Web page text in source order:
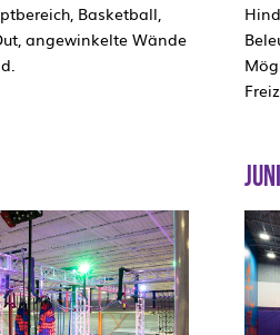
Basketball,
angewinkelte Wände